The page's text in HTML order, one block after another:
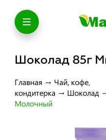
Шоколад 85г
Главная → Чай, кофе,
кондитерка → Шоколад
Молочный